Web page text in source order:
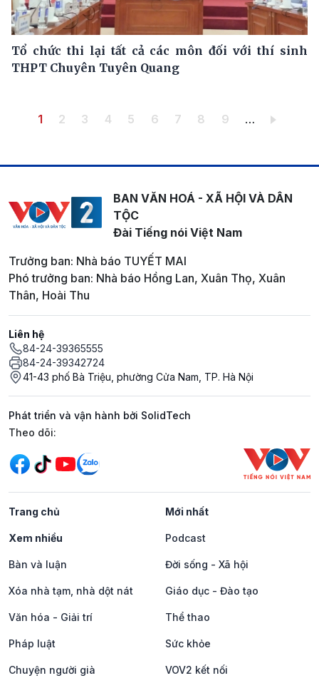
Tổ chức thi lại tất cả các môn đối với thí sinh
THPT Chuyên Tuyên Quang
Pagination
Trang hiện thời
1 Trang
2 Trang
3 Trang
4 Trang
5 Trang
6 Trang
7 Trang
8 Trang
9 …
BAN VĂN HOÁ - XÃ HỘI VÀ DÂN
TỘC
Đài Tiếng nói Việt Nam
Trưởng ban: Nhà báo TUYẾT MAI
Phó trưởng ban: Nhà báo Hồng Lan, Xuân Thọ, Xuân
Thân, Hoài Thu
Liên hệ
84-24-39365555
84-24-39342724
41-43 phố Bà Triệu, phường Cửa Nam, TP. Hà Nội
Phát triển và vận hành bởi SolidTech
Mạng xã hội
Theo dõi:
Trang chủ Mới nhất
Xem nhiều Podcast
Bàn và luận Đời sống - Xã hội
Xóa nhà tạm, nhà dột nát Giáo dục - Đào tạo
Văn hóa - Giải trí Thể thao
Pháp luật Sức khỏe
Chuyện người già VOV2 kết nối